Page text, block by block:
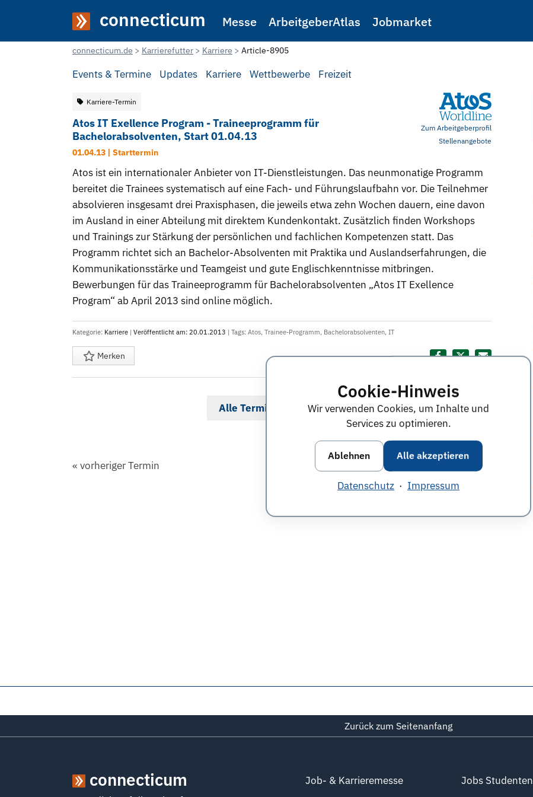
Cookie-Hinweis
Wir verwenden Cookies, um Inhalte und
Services zu optimieren.
Ablehnen Alle akzeptieren
Datenschutz · Impressum
connecticum Messe ArbeitgeberAtlas Jobmarket
connecticum.de Karrierefutter Karriere Article-8905
Events & Termine Updates Karriere Wettbewerbe Freizeit
Zum Arbeitgeberprofil
Stellenangebote
Karriere-Termin
Atos IT Exellence Program - Traineeprogramm für
Bachelorabsolventen, Start 01.04.13
01.04.13 | Starttermin
Atos ist ein internationaler Anbieter von IT-Dienstleistungen. Das neunmonatige Programm
bereitet die Trainees systematisch auf eine Fach- und Führungslaufbahn vor. Die Teilnehmer
absolvieren insgesamt drei Praxisphasen, die jeweils etwa zehn Wochen dauern, eine davon
im Ausland in einer Abteilung mit direktem Kundenkontakt. Zusätzlich finden Workshops
und Trainings zur Stärkung der persönlichen und fachlichen Kompetenzen statt. Das
Programm richtet sich an Bachelor-Absolventen mit Praktika und Auslandserfahrungen, die
Kommunikationsstärke und Teamgeist und gute Englischkenntnisse mitbringen.
Bewerbungen für das Traineeprogramm für Bachelorabsolventen „Atos IT Exellence
Program“ ab April 2013 sind online möglich.
Kategorie: Karriere | Veröffentlicht am: 20.01.2013 | Tags: Atos, Trainee-Programm, Bachelorabsolventen, IT
Merken Diesen Termin teilen:
Alle Termine im April 2013
« vorheriger Termin nächster Termin
Zurück zum Seitenanfang
connecticum
Job- & Karrieremesse
Jobs Studenten